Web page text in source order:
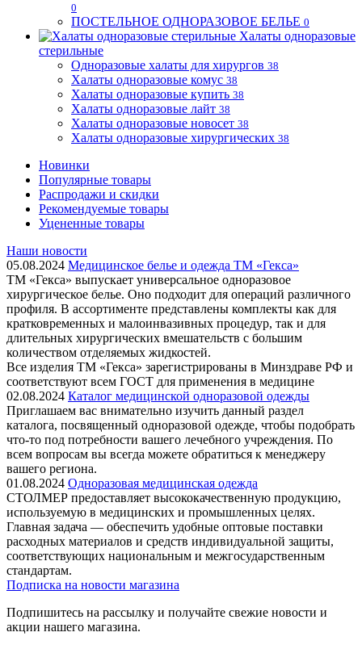
0
ПОСТЕЛЬНОЕ ОДНОРАЗОВОЕ БЕЛЬЕ 0
Халаты одноразовые
стерильные
Одноразовые халаты для хирургов 38
Халаты одноразовые комус 38
Халаты одноразовые купить 38
Халаты одноразовые лайт 38
Халаты одноразовые новосет 38
Халаты одноразовые хирургических 38
Новинки
Популярные товары
Распродажи и скидки
Рекомендуемые товары
Уцененные товары
Наши новости
05.08.2024 Медицинское белье и одежда ТМ «Гекса»
ТМ «Гекса» выпускает универсальное одноразовое
хирургическое белье. Оно подходит для операций различного
профиля. В ассортименте представлены комплекты как для
кратковременных и малоинвазивных процедур, так и для
длительных хирургических вмешательств с большим
количеством отделяемых жидкостей.
Все изделия ТМ «Гекса» зарегистрированы в Минздраве РФ и
соответствуют всем ГОСТ для применения в медицине
02.08.2024 Каталог медицинской одноразовой одежды
Приглашаем вас внимательно изучить данный раздел
каталога, посвященный одноразовой одежде, чтобы подобрать
что-то под потребности вашего лечебного учреждения. По
всем вопросам вы всегда можете обратиться к менеджеру
вашего региона.
01.08.2024 Одноразовая медицинская одежда
СТОЛМЕР предоставляет высококачественную продукцию,
используемую в медицинских и промышленных целях.
Главная задача — обеспечить удобные оптовые поставки
расходных материалов и средств индивидуальной защиты,
соответствующих национальным и межгосударственным
стандартам.
Подписка на новости магазина
Подпишитесь на рассылку и получайте свежие новости и
акции нашего магазина.